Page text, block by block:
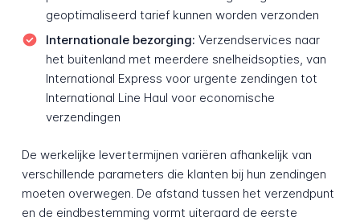
geoptimaliseerd tarief kunnen worden verzonden
Internationale bezorging: Verzendservices naar
het buitenland met meerdere snelheidsopties, van
International Express voor urgente zendingen tot
International Line Haul voor economische
verzendingen
De werkelijke levertermijnen variëren afhankelijk van
verschillende parameters die klanten bij hun zendingen
moeten overwegen. De afstand tussen het verzendpunt
en de eindbestemming vormt uiteraard de eerste